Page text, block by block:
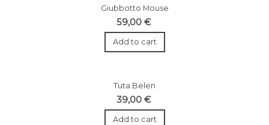
Giubbotto Mouse
59,00 €
Add to cart
Tuta Belen
39,00 €
Add to cart